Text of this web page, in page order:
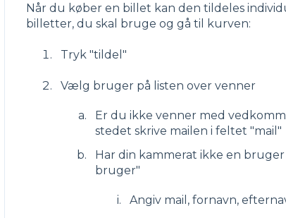
Når du køber en billet kan den tildeles
billetter, du skal bruge og gå til kurven:
Tryk "tildel"
Vælg bruger på listen over venner
Er du ikke venner med
stedet skrive mailen i feltet "mail"
Har din kammerat ikke en
bruger"
Angiv mail, fornavn,